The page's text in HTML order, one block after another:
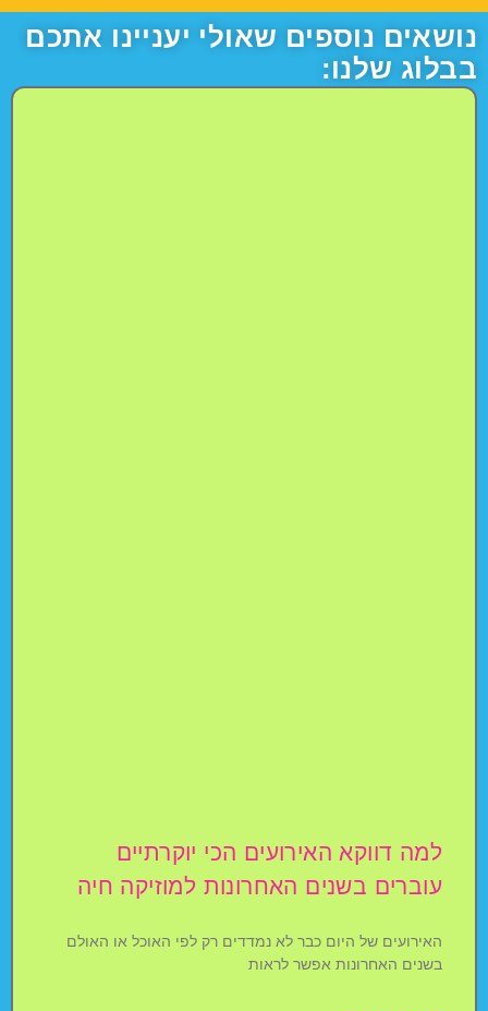
נושאים נוספים שאולי יעניינו אתכם
בבלוג שלנו:
למה דווקא האירועים הכי יוקרתיים
עוברים בשנים האחרונות למוזיקה חיה
האירועים של היום כבר לא נמדדים רק לפי האוכל או האולם
בשנים האחרונות אפשר לראות